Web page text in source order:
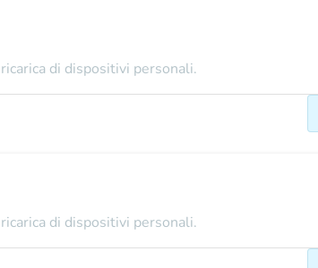
di dispositivi personali.
di dispositivi personali.